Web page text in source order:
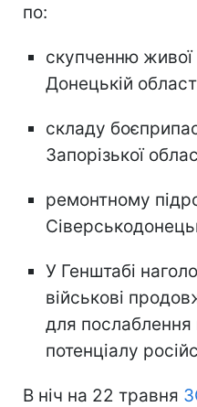
по:
скупченню живої
Донецькій
складу
Запорізької
ремонтному
У Генштабі
військові
для послаблення
потенціалу
В ніч на 22 травня